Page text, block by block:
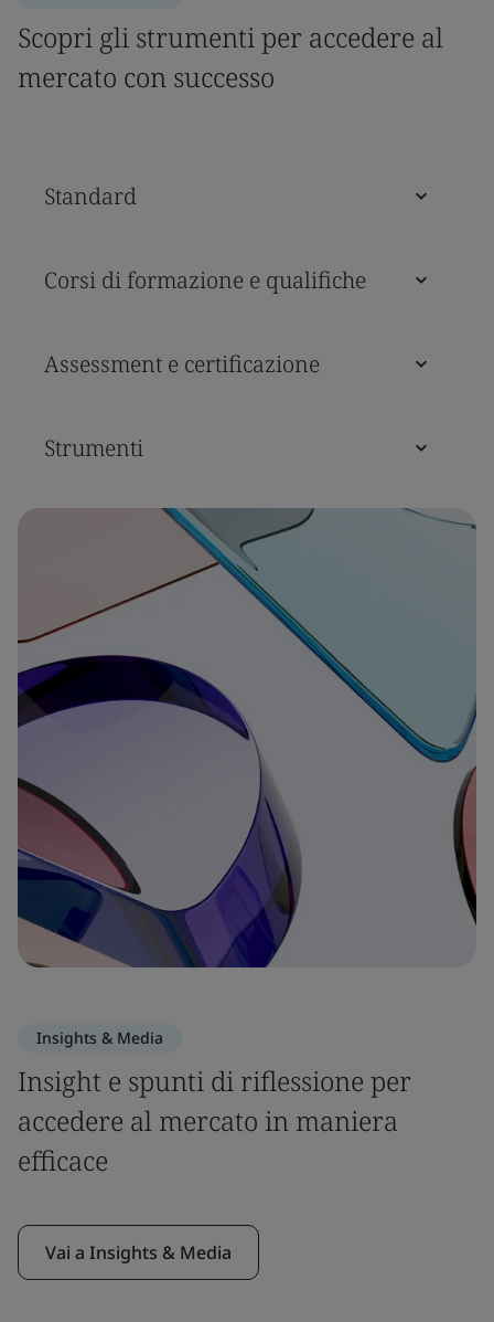
Scopri gli strumenti per accedere al
mercato con successo
Standard
Corsi di formazione e qualifiche
Assessment e certificazione
Strumenti
Insights & Media
Insight e spunti di riflessione per
accedere al mercato in maniera
efficace
Vai a Insights & Media